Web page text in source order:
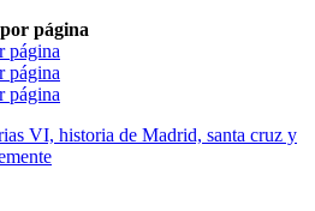
página
página
página
página